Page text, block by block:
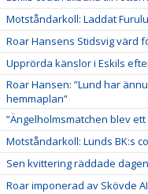
Motståndarkoll: Laddat
Roar Hansens Stidsvig värd
Upprörda känslor i Eskils
Roar Hansen: ”Lund har
hemmaplan”
”Ängelholmsmatchen blev
Motståndarkoll: Lunds BK:s
Sen kvittering räddade dagen
Roar imponerad av Skövde